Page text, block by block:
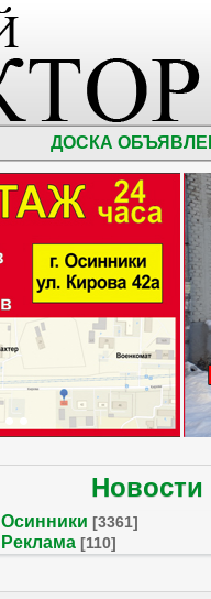
ДОСКА
Новости
Осинники [3361]
Реклама [110]